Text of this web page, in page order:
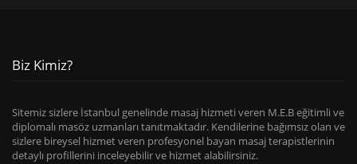
Biz Kimiz?
Sitemiz sizlere İstanbul genelinde masaj hizmeti veren M.E.B eğitimli ve
diplomalı masöz uzmanları tanıtmaktadır. Kendilerine bağımsız olan ve
sizlere bireysel hizmet veren profesyonel bayan masaj terapistlerinin
detaylı profillerini inceleyebilir ve hizmet alabilirsiniz.